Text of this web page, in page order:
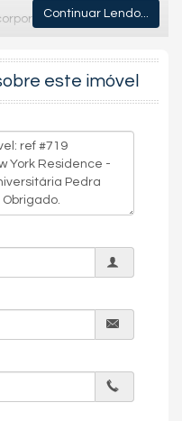
R-6-117.494
102.8m²
118.9m²
priv. 113.3m²
priv. 103.7m²
Área priv. 123.8m²
138.6m²
priv. 75.5m²
- Área priv. 156m²
43.9m²
priv. 76m²
- Palhoça / SC
Continuar Lendo...
este imóvel